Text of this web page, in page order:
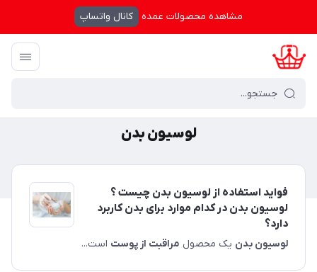
مشاهده محصولات عمده کانال واتساپ
کرال شاپینگ / لوسیون بدن
لوسیون بدن
فواید استفاده از لوسیون بدن چیست ؟
لوسیون بدن در کدام موارد برای بدن کاربرد
دارد؟
لوسیون بدن یک محصول مراقبت از پوست است...